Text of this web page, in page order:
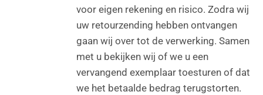
voor eigen rekening en risico. Zodra wij
uw retourzending hebben ontvangen
gaan wij over tot de verwerking. Samen
met u bekijken wij of we u een
vervangend exemplaar toesturen of dat
we het betaalde bedrag terugstorten.